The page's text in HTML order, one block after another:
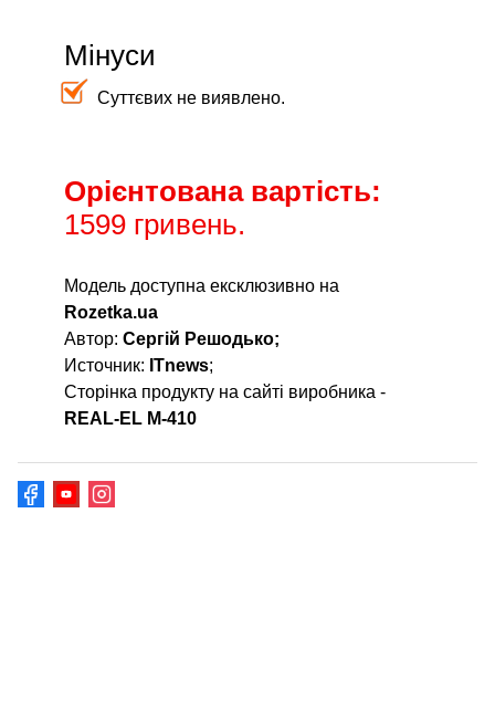
Мінуси
Суттєвих не виявлено.
Орієнтована вартість:
1599 гривень.
Модель доступна ексклюзивно на
Rozetka.ua
Автор: Сергій Решодько;
Источник: ITnews;
Сторінка продукту на сайті виробника -
REAL-EL M-410